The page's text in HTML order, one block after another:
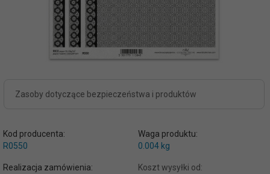
Zasoby dotyczące bezpieczeństwa i produktów
Kod producenta:
R0550
Waga produktu:
0.004 kg
Realizacja zamówienia:
Koszt wysyłki od: